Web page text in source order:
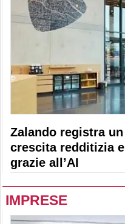
Zalando registra
crescita redditizia
grazie all’AI
IMPRESE